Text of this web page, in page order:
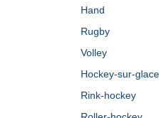
Hand
Rugby
Volley
Hockey-sur-glace
Rink-hockey